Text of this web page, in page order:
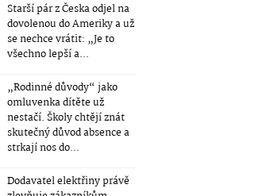
Starší pár z Česka odjel na
dovolenou do Ameriky a už
se nechce vrátit: „Je to
všechno lepší a...
„Rodinné důvody“ jako
omluvenka dítěte už
nestačí. Školy chtějí znát
skutečný důvod absence a
strkají nos do...
Dodavatel elektřiny právě